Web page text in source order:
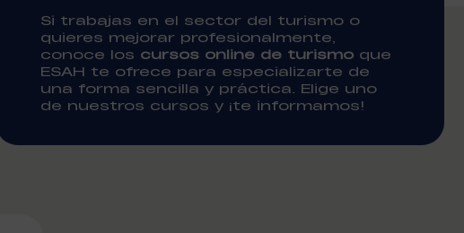
Si trabajas en el sector del turismo o
quieres mejorar profesionalmente,
conoce los cursos online de turismo que
ESAH te ofrece para especializarte de
una forma sencilla y práctica. Elige uno
de nuestros cursos y ¡te informamos!